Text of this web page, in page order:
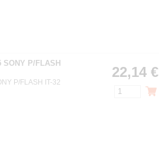
SONY P/FLASH
P/FLASH IT-32
22,14 €